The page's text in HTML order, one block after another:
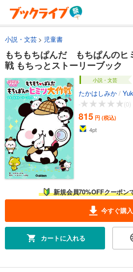
小説・文芸 児童書
もちもちぱんだ もちぱんのヒ
戦 もちっとストーリーブック
小説・文芸
たかはしみか /
-
(0)
815 円 (税込)
4pt
新規会員70%OFFクーポン
今すぐ購入
カートに入れる